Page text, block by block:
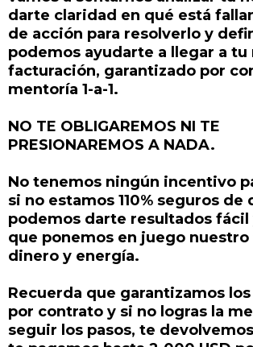
darte claridad en qué está
de acción para resolverlo y
podemos ayudarte a llegar a tu
facturación, garantizado por
mentoría 1-a-1.
NO TE OBLIGAREMOS NI TE
PRESIONAREMOS A NADA.
No tenemos ningún incentivo
si no estamos 110% seguros de
podemos darte resultados fácil
que ponemos en juego
dinero y energía.
Recuerda que garantizamos
por contrato y si no logras la
seguir los pasos, te